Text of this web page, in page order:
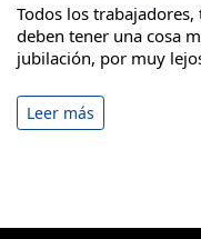
Todos los
deben tener una cosa
jubilación, por muy
Leer más